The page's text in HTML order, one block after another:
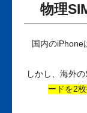
物理
国内のiPhone
しかし、海外の
ードを2